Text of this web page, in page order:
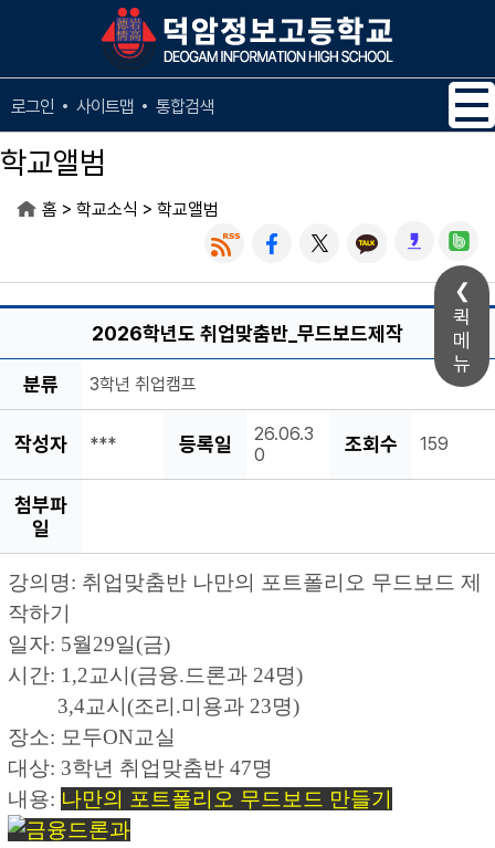
퀵
메
뉴
로그인 사이트맵 통합검색
학교앨범
홈 > 학교소식 > 학교앨범
2026학년도 취업맞춤반_무드보드제작
분류 3학년 취업캠프
작성자 *** 등록일
26.06.3
0
조회수 159
첨부파
일
강의명: 취업맞춤반 나만의 포트폴리오 무드보드 제
작하기
일자: 5월29일(금)
시간: 1,2교시(금융.드론과 24명)
3,4교시(조리.미용과 23명)
장소: 모두ON교실
대상: 3학년 취업맞춤반 47명
내용: 나만의 포트폴리오 무드보드 만들기